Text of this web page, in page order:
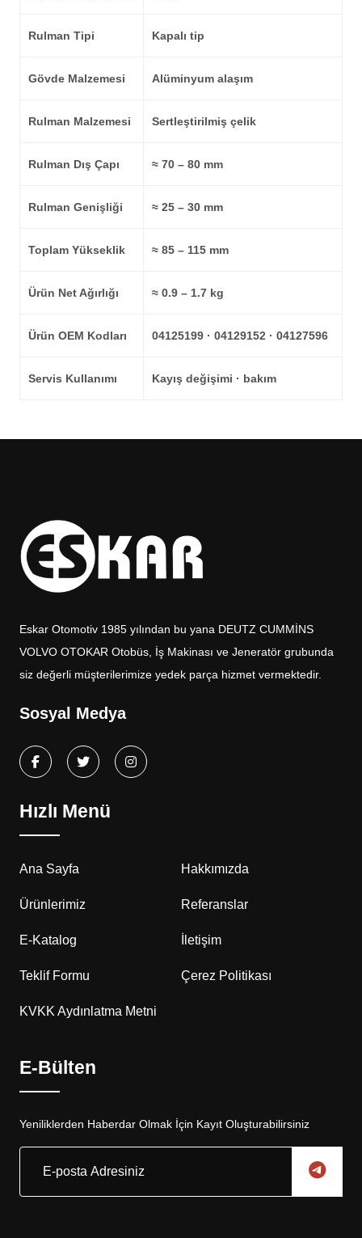
Rulman Tipi Kapalı tip
Gövde Malzemesi Alüminyum alaşım
Rulman Malzemesi Sertleştirilmiş çelik
Rulman Dış Çapı ≈ 70 – 80 mm
Rulman Genişliği ≈ 25 – 30 mm
Toplam Yükseklik ≈ 85 – 115 mm
Ürün Net Ağırlığı ≈ 0.9 – 1.7 kg
Ürün OEM Kodları 04125199 · 04129152 · 04127596
Servis Kullanımı Kayış değişimi · bakım
Eskar Otomotiv 1985 yılından bu yana DEUTZ CUMMİNS
VOLVO OTOKAR Otobüs, İş Makinası ve Jeneratör grubunda
siz değerli müşterilerimize yedek parça hizmet vermektedir.
Sosyal Medya
Hızlı Menü
Ana Sayfa Hakkımızda
Ürünlerimiz Referanslar
E-Katalog İletişim
Teklif Formu Çerez Politikası
KVKK Aydınlatma Metni
E-Bülten
Yeniliklerden Haberdar Olmak İçin Kayıt Oluşturabilirsiniz